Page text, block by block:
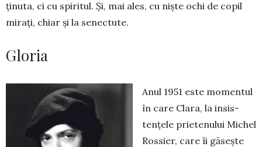
ținuta, ci cu spiritul. Și, mai ales, cu niște ochi de copil
mirați, chiar și la senec­tute.
Gloria
Anul 1951 este momentul
în care Clara, la insis­
tențele prietenului Michel
Rossier, care îi găsește